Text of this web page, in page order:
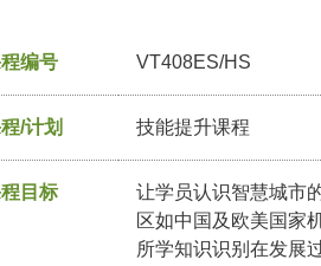
编号 VT408ES/HS
/计划 技能提升课程
目标
让学员认识智慧城市
区如中国及欧美国家
所学知识识别在发展